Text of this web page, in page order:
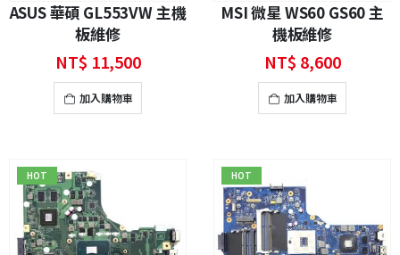
ASUS 華碩 GL553VW 主機
板維修
NT$ 11,500
加入購物車
MSI 微星 WS60 GS60 主
機板維修
NT$ 8,600
加入購物車
HOT HOT